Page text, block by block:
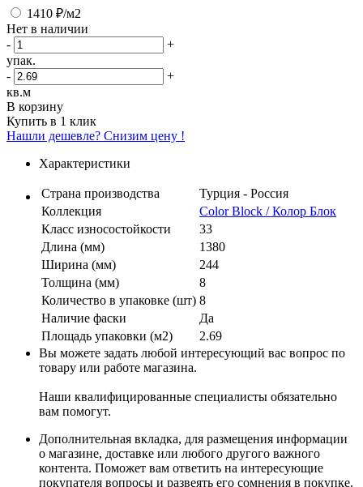
1410 ₽/м2
Нет в наличии
-
+
упак.
-
+
кв.м
В корзину
Купить в 1 клик
Нашли дешевле? Снизим цену !
Характеристики
Страна производства
Турция - Россия
Коллекция
Color Block / Колор Блок
Класс износостойкости
33
Длина (мм)
1380
Ширина (мм)
244
Толщина (мм)
8
Количество в упаковке (шт) 8
Наличие фаски
Да
Площадь упаковки (м2)
2.69
Вы можете задать любой интересующий вас вопрос по
товару или работе магазина.
Наши квалифицированные специалисты обязательно
вам помогут.
Дополнительная вкладка, для размещения информации
о магазине, доставке или любого другого важного
контента. Поможет вам ответить на интересующие
покупателя вопросы и развеять его сомнения в покупке.